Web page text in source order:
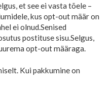
et see ei vasta tõele –
kus opt-out määr on
ei olnud. Senised
postituse sisu. Selgus,
opt-out määraga.
Kui pakkumine on